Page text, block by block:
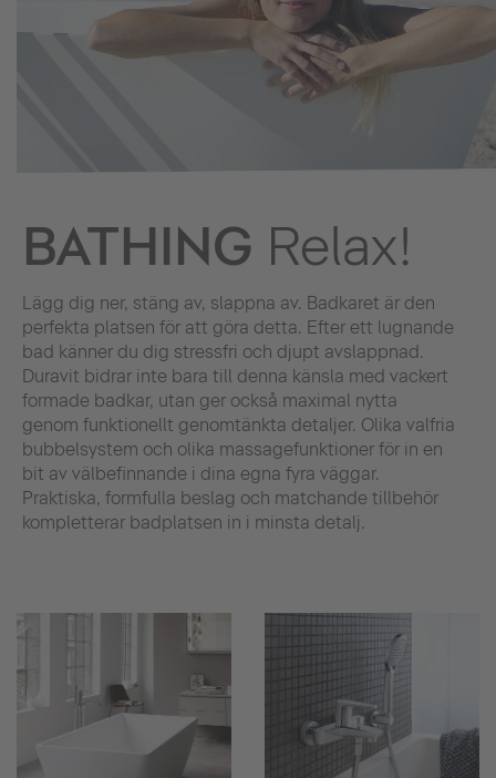
BATHING Relax!
Lägg dig ner, stäng av, slappna av. Badkaret är den
perfekta platsen för att göra detta. Efter ett lugnande
bad känner du dig stressfri och djupt avslappnad.
Duravit bidrar inte bara till denna känsla med vackert
formade badkar, utan ger också maximal nytta
genom funktionellt genomtänkta detaljer. Olika valfria
bubbelsystem och olika massagefunktioner för in en
bit av välbefinnande i dina egna fyra väggar.
Praktiska, formfulla beslag och matchande tillbehör
kompletterar badplatsen in i minsta detalj.